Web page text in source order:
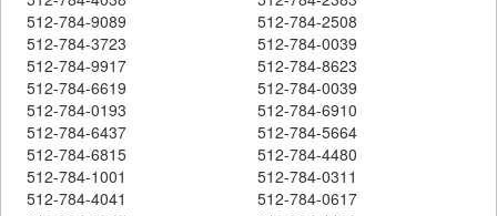
512-784-9089
512-784-2508
512-784-3723
512-784-0039
512-784-9917
512-784-8623
512-784-6619
512-784-0039
512-784-0193
512-784-6910
512-784-6437
512-784-5664
512-784-6815
512-784-4480
512-784-1001
512-784-0311
512-784-4041
512-784-0617